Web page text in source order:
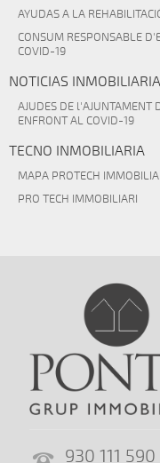
AYUDAS A LA
CONSUM RESPONSABLE
COVID-19
NOTICIAS
AJUDES DE l'AJUNTAMENT
ENFRONT AL COVID-19
TECNO INMOBILIARIA
MAPA PROTECH
PRO TECH IMMOBILIARI
930 111 590